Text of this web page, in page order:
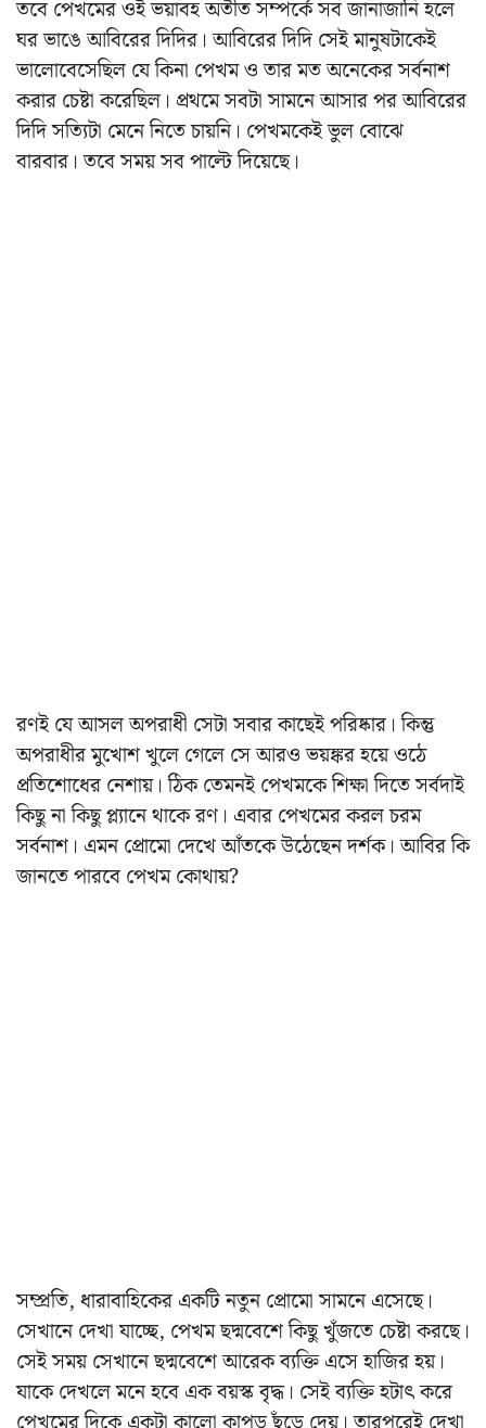
তবে পেখমের ওই ভয়াবহ অতীত সম্পর্কে সব জানাজানি হলে
ঘর ভাঙে আবিরের দিদির। আবিরের দিদি সেই মানুষটাকেই
ভালোবেসেছিল যে কিনা পেখম ও তার মত অনেকের সর্বনাশ
করার চেষ্টা করেছিল। প্রথমে সবটা সামনে আসার পর আবিরের
দিদি সত্যিটা মেনে নিতে চায়নি। পেখমকেই ভুল বোঝে
বারবার। তবে সময় সব পাল্টে দিয়েছে।
রণই যে আসল অপরাধী সেটা সবার কাছেই পরিষ্কার। কিন্তু
অপরাধীর মুখোশ খুলে গেলে সে আরও ভয়ঙ্কর হয়ে ওঠে
প্রতিশোধের নেশায়। ঠিক তেমনই পেখমকে শিক্ষা দিতে সর্বদাই
কিছু না কিছু প্ল্যানে থাকে রণ। এবার পেখমের করল চরম
সর্বনাশ। এমন প্রোমো দেখে আঁতকে উঠেছেন দর্শক। আবির কি
জানতে পারবে পেখম কোথায়?
সম্প্রতি, ধারাবাহিকের একটি নতুন প্রোমো সামনে এসেছে।
সেখানে দেখা যাচ্ছে, পেখম ছদ্মবেশে কিছু খুঁজতে চেষ্টা করছে।
সেই সময় সেখানে ছদ্মবেশে আরেক ব্যক্তি এসে হাজির হয়।
যাকে দেখলে মনে হবে এক বয়স্ক বৃদ্ধ। সেই ব্যক্তি হটাৎ করে